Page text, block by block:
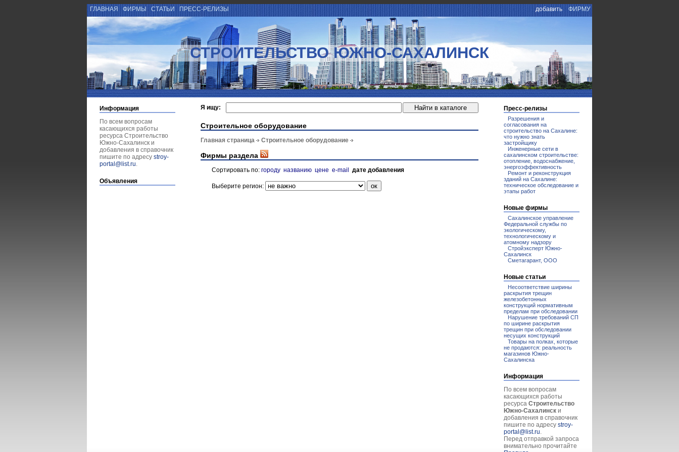
ГЛАВНАЯ ФИРМЫ СТАТЬИ ПРЕСС-РЕЛИЗЫ добавить ФИРМУ
СТРОИТЕЛЬСТВО ЮЖНО-САХАЛИНСК
Информация
По всем вопросам
касающихся работы
ресурса Строительство
Южно-Сахалинск и
добавления в справочник
пишите по адресу stroy-
portal@list.ru.
Объявления
Я ищу:
Строительное оборудование
Главная страница Строительное оборудование
Фирмы раздела
Сортировать по: городу названию цене e-mail дате добавления
Выберите регион:
Пресс-релизы
Разрешения и
согласования на
строительство на Сахалине:
что нужно знать
застройщику
Инженерные сети в
сахалинском строительстве:
отопление, водоснабжение,
энергоэффективность
Ремонт и реконструкция
зданий на Сахалине:
техническое обследование и
этапы работ
Новые фирмы
Сахалинское управление
Федеральной службы по
экологическому,
технологическому и
атомному надзору
Стройэксперт Южно-
Сахалинск
Сметагарант, ООО
Новые статьи
Несоответствие ширины
раскрытия трещин
железобетонных
конструкций нормативным
пределам при обследовании
Нарушение требований СП
по ширине раскрытия
трещин при обследовании
несущих конструкций
Товары на полках, которые
не продаются: реальность
магазинов Южно-
Сахалинска
Информация
По всем вопросам
касающихся работы
ресурса Строительство
Южно-Сахалинск и
добавления в справочник
пишите по адресу stroy-
portal@list.ru.
Перед отправкой запроса
внимательно прочитайте